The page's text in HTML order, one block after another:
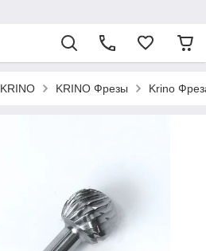
KRINO KRINO Фрезы Krino